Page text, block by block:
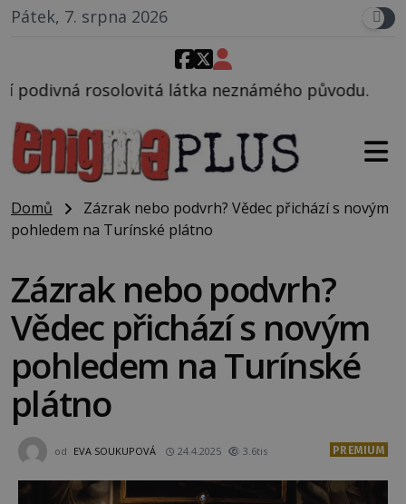
Pátek, 7. srpna 2026
neznámého původu.
Domů
Zázrak nebo podvrh? Vědec přichází s novým
pohledem na Turínské plátno
Zázrak nebo podvrh?
Vědec přichází s novým
pohledem na Turínské
plátno
od EVA SOUKUPOVÁ 24.4.2025 3.6tis PREMIUM